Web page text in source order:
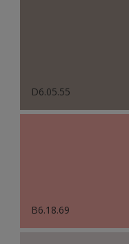
D6.05.55
B6.18.69